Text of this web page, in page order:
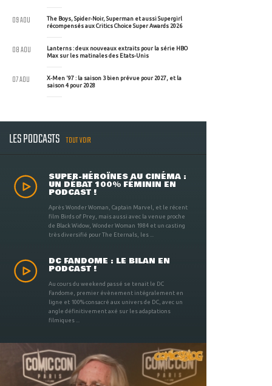
The Boys, Spider-Noir, Superman et aussi Supergirl
récompensés aux Critics Choice Super Awards 2026
09 AOU
Lanterns : deux nouveaux extraits pour la série HBO
Max sur les matinales des Etats-Unis
08 AOU
X-Men '97 : la saison 3 bien prévue pour 2027, et la
saison 4 pour 2028
07 AOU
LES PODCASTS TOUT VOIR
SUPER-HÉROÏNES AU CINÉMA :
UN DÉBAT 100% FÉMININ EN
PODCAST !
Après Wonder Woman, Captain Marvel, et le récent
film Birds of Prey, mais aussi avec la venue proche
de Black Widow, Wonder Woman 1984 et un casting
très diversifié pour The Eternals, les ...
DC FANDOME : LE BILAN EN
PODCAST !
Au cours du weekend passé se tenait le DC
Fandome, premier évènement intégralement en
ligne et 100% consacré aux univers de DC, avec un
angle définitivement axé sur les adaptations
filmiques ...